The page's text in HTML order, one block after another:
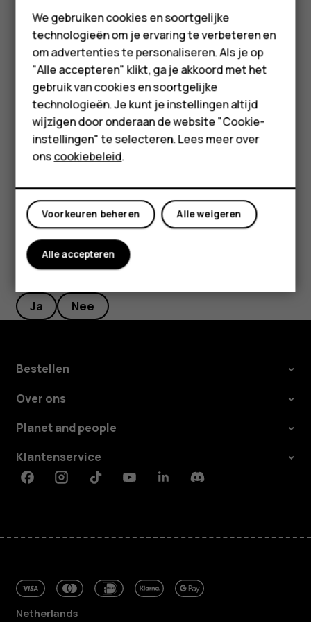
Feature phones
Accessoires
HMD Terra M
Voor bedrijven
Tablets
Gebruik een bedrade hoofdtelefoon in plaats van de
luidspreker.
Wijzig de instellingen van het telefoonscherm: stel
het telefoonscherm zo in dat het na een korte tijd
wordt uitgeschakeld.
Verlaag de helderheid van het scherm.
Gebruik indien van toepassing netwerkverbindingen
zoals Bluetooth selectief: schakel de verbindingen
Was deze informatie nuttig?
Ja Nee
Bestellen
Over ons
Planet and people
Klantenservice
FacebookInstagramTiktokYoutubeLinkedinDiscord
Netherlands
We gebruiken cookies en soortgelijke
technologieën om je ervaring te verbeteren en
om advertenties te personaliseren. Als je op
"Alle accepteren" klikt, ga je akkoord met het
gebruik van cookies en soortgelijke
technologieën. Je kunt je instellingen altijd
wijzigen door onderaan de website "Cookie-
instellingen" te selecteren. Lees meer over
onscookiebeleid.
Alle weigeren
Voorkeuren beheren
Alle accepteren